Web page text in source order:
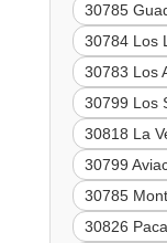
30785
30784 Los
30783 Los
30799 Los
30818 La
30799
30785
30826